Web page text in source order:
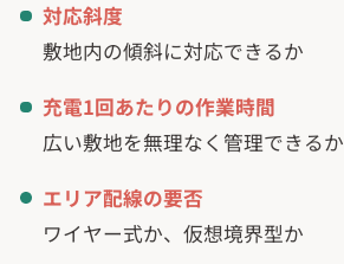
対応斜度
敷地内の傾斜に対応できるか
充電1回あたりの作業時間
広い敷地を無理なく管理できるか
エリア配線の要否
ワイヤー式か、仮想境界型か